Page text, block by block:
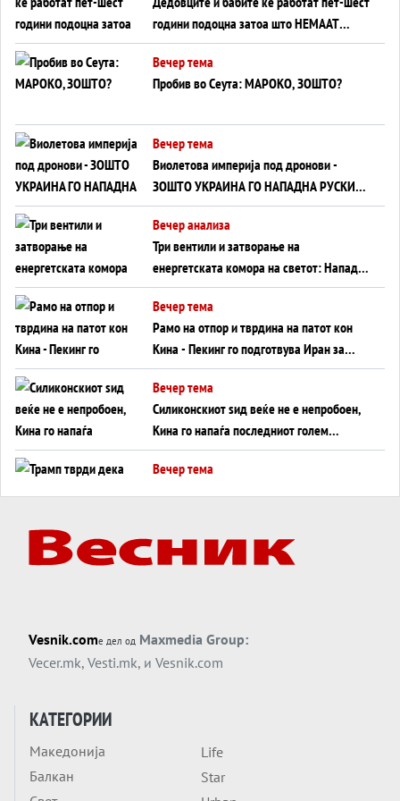
години подоцна затоа што НЕМААТ
ВНУЦИ ДА ГИ ЗАМЕНАТ
Вечер тема
Пробив во Сеута: МАРОКО, ЗОШТО?
Вечер тема
Виолетова империја под дронови -
ЗОШТО УКРАИНА ГО НАПАДНА РУСКИОТ
WILDBERRIES
Вечер анализа
Три вентили и затворање на
енергетската комора на светот: Нападот
во Суец најавува глобален енергетски
инфаркт?
Вечер тема
Рамо на отпор и тврдина на патот кон
Кина - Пекинг го подготвува Иран за
американска копнена инвазија
Вечер тема
Силиконскиот ѕид веќе не е непробоен,
Кина го напаѓа последниот голем
монопол на Западот?
Вечер тема
Вечер тема
ДЛАБОКО УДОЛУ: Сметководствените
Вечер тема
АТОМСКО ДОМИНО НА БЛИСКИОТ
ИСТОК
Обвинувањето кон Русија го поврзува
Блискиот Исток со украинското бојно
Vesnik.comе дел од Maxmedia Group:
Vecer.mk, Vesti.mk, и Vesnik.com
КАТЕГОРИИ
Македонија
Балкан
Life
Star